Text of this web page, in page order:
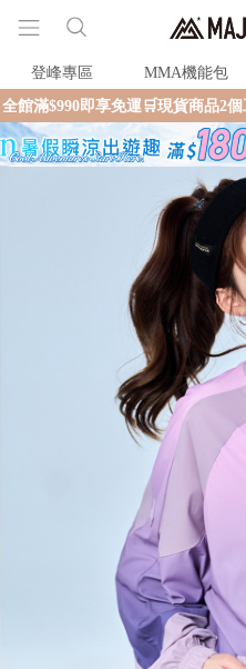
登峰專區 MMA機能包
免運🛒現貨商品2個工作天內火速